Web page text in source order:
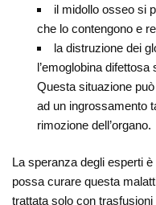
il midollo osseo si
che lo contengono e
la distruzione dei
l’emoglobina
Questa situazione
ad un ingrossamento
rimozione dell’organo.
La speranza degli esperti
possa curare questa
trattata solo con